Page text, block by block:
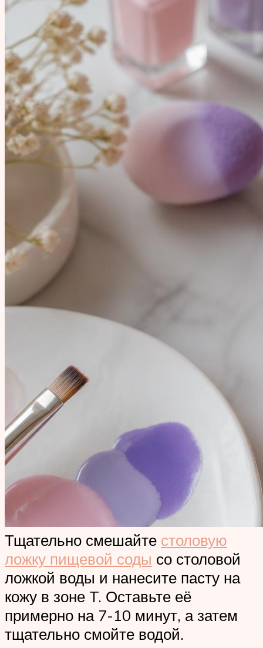
Тщательно смешайте столовую
ложку пищевой соды со столовой
ложкой воды и нанесите пасту на
кожу в зоне T. Оставьте её
примерно на 7-10 минут, а затем
тщательно смойте водой.